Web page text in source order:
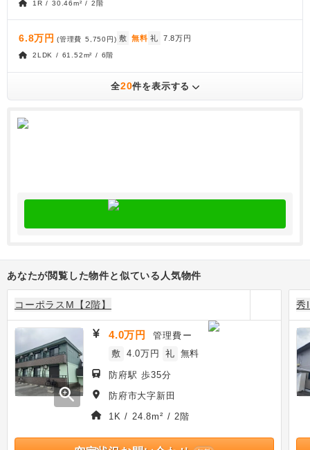
1R / 30.46m² / 2階
6.8万円 (管理費 5,750円) 敷 無料 礼 7.8万円
2LDK / 61.52m² / 6階
全20件を表示する
あなたが閲覧した物件と似ている人気物件
コーポラスM【2階】
zoom_in
4.0万円 管理費 ー
敷 4.0万円 礼 無料
防府駅 歩35分
防府市大字新田
1K / 24.8m² / 2階
秀